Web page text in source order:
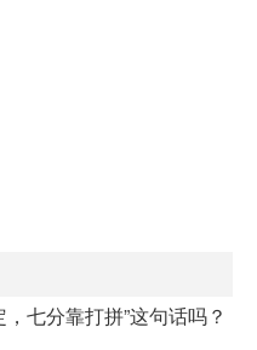
七分靠打拼”这句话吗？